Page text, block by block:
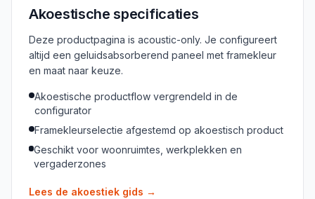
Akoestische specificaties
Deze productpagina is acoustic-only. Je configureert
altijd een geluidsabsorberend paneel met framekleur
en maat naar keuze.
Akoestische productflow vergrendeld in de
configurator
Framekleurselectie afgestemd op akoestisch product
Geschikt voor woonruimtes, werkplekken en
vergaderzones
Lees de akoestiek gids →